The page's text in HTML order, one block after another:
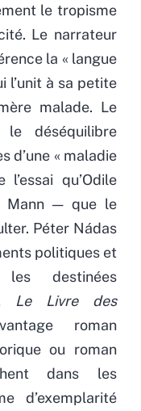
le tropisme
Le narrateur
la « langue
l’unit à sa petite
malade. Le
déséquilibre
d’une « maladie
qu’Odile
Mann — que le
Péter Nádas
politiques et
les destinées
Le Livre des
roman
ou roman
dans les
d’exemplarité